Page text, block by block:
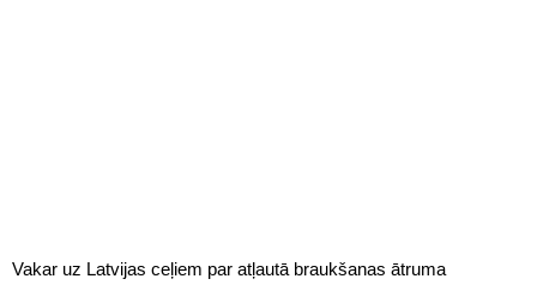
Vakar uz Latvijas ceļiem par atļautā braukšanas ātruma